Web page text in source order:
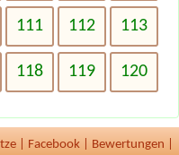
111 112 113
118 119 120
Facebook Bewertungen